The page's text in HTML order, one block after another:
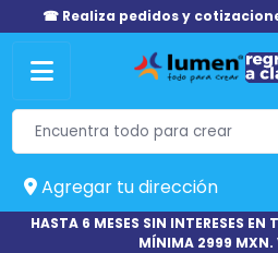
☎ Realiza pedidos y
Agregar tu dirección
HASTA 6 MESES SIN INTERESES
MÍNIMA 2999 MXN.